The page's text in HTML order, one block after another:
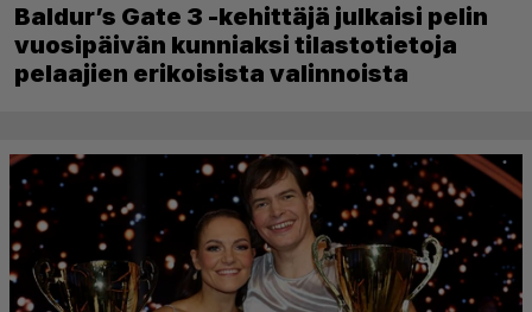
Baldur’s Gate 3 -kehittäjä julkaisi pelin
vuosipäivän kunniaksi tilastotietoja
pelaajien erikoisista valinnoista